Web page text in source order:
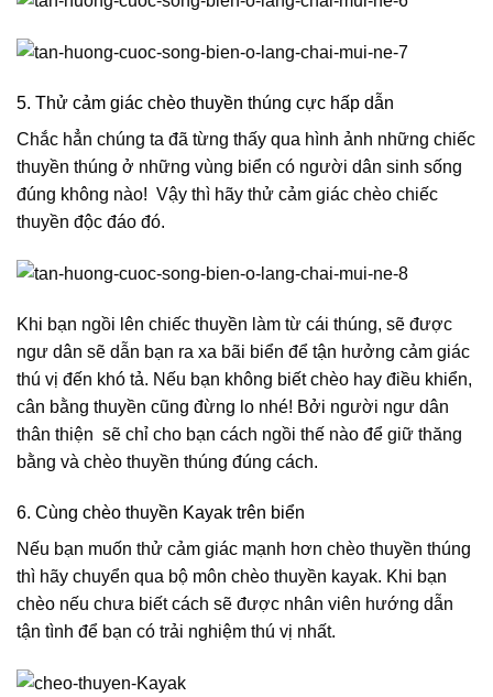
5. Thử cảm giác chèo thuyền thúng cực hấp dẫn
Chắc hẳn chúng ta đã từng thấy qua hình ảnh những chiếc
thuyền thúng ở những vùng biển có người dân sinh sống
đúng không nào! Vậy thì hãy thử cảm giác chèo chiếc
thuyền độc đáo đó.
Khi bạn ngồi lên chiếc thuyền làm từ cái thúng, sẽ được
ngư dân sẽ dẫn bạn ra xa bãi biển để tận hưởng cảm giác
thú vị đến khó tả. Nếu bạn không biết chèo hay điều khiển,
cân bằng thuyền cũng đừng lo nhé! Bởi người ngư dân
thân thiện sẽ chỉ cho bạn cách ngồi thế nào để giữ thăng
bằng và chèo thuyền thúng đúng cách.
6. Cùng chèo thuyền Kayak trên biển
Nếu bạn muốn thử cảm giác mạnh hơn chèo thuyền thúng
thì hãy chuyển qua bộ môn chèo thuyền kayak. Khi bạn
chèo nếu chưa biết cách sẽ được nhân viên hướng dẫn
tận tình để bạn có trải nghiệm thú vị nhất.